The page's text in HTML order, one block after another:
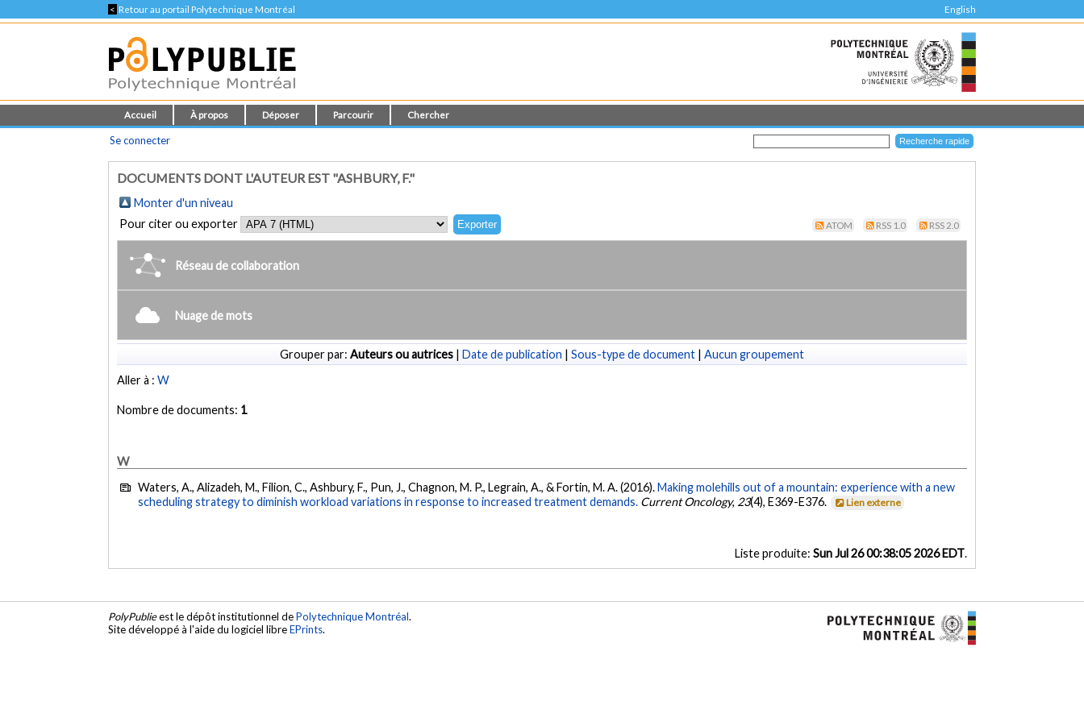
< Retour au portail Polytechnique Montréal English
Accueil À propos Déposer Parcourir Chercher
Se connecter
DOCUMENTS DONT L'AUTEUR EST "ASHBURY, F."
Monter d'un niveau
Pour citer ou exporter
ATOM RSS 1.0 RSS 2.0
Réseau de collaboration
Nuage de mots
Grouper par: Auteurs ou autrices | Date de publication | Sous-type de document | Aucun groupement
Aller à :W
Nombre de documents: 1
W
Waters, A., Alizadeh, M., Filion, C., Ashbury, F., Pun, J., Chagnon, M. P., Legrain, A., & Fortin, M. A. (2016).Making molehills out of a mountain: experience with a new
scheduling strategy to diminish workload variations in response to increased treatment demands. Current Oncology, 23(4), E369-E376. Lien externe
Liste produite: Sun Jul 26 00:38:05 2026 EDT.
PolyPublieest le dépôt institutionnel dePolytechnique Montréal.
Site développé à l'aide du logiciel libreEPrints.